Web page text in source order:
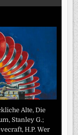
Alte, Die
Stanley G.;
H.P. Wer